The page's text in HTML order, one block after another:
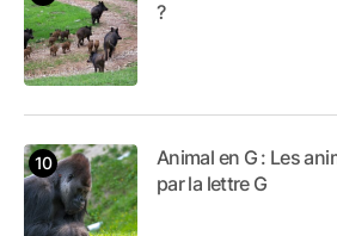
?
Animal en G : Les
par la lettre G